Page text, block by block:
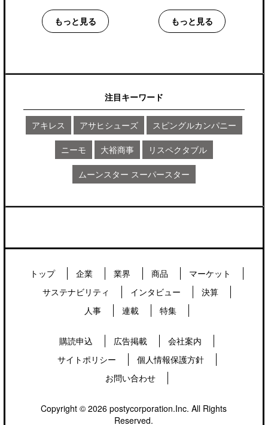
もっと見る もっと見る
注目キーワード
アキレス アサヒシューズ スピングルカンパニー
ニーモ 大裕商事 リスペクタブル
ムーンスター スーパースター
トップ 企業 業界 商品
マーケット
サステナビリティ
インタビュー
決算
人事
連載 特集
購読申込 広告掲載
会社案内
サイトポリシー
個人情報保護方針
お問い合わせ
Copyright © 2026 postycorporation.Inc. All Rights
Reserved.